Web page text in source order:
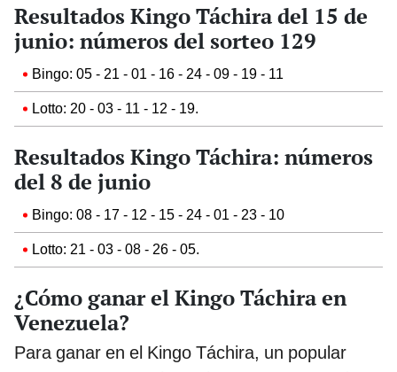
Resultados Kingo Táchira del 15 de
junio: números del sorteo 129
Bingo: 05 - 21 - 01 - 16 - 24 - 09 - 19 - 11
Lotto: 20 - 03 - 11 - 12 - 19.
Resultados Kingo Táchira: números
del 8 de junio
Bingo: 08 - 17 - 12 - 15 - 24 - 01 - 23 - 10
Lotto: 21 - 03 - 08 - 26 - 05.
¿Cómo ganar el Kingo Táchira en
Venezuela?
Para ganar en el Kingo Táchira, un popular